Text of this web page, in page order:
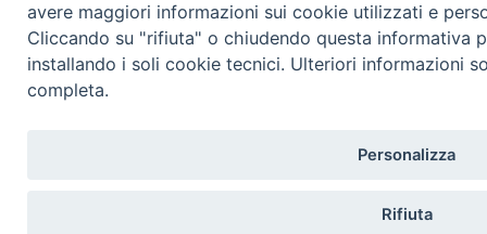
avere maggiori informazioni sui cookie utilizzati e
Cliccando su "rifiuta" o chiudendo questa informativa
installando i soli cookie tecnici. Ulteriori informazioni
completa.
Personalizza
Rifiuta